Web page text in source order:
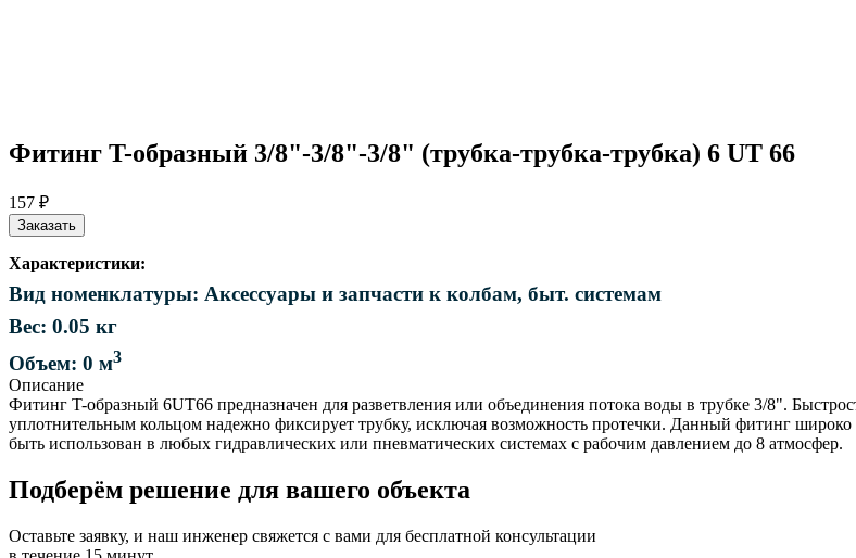
Фитинг T-образный 3/8"-3/8"-3/8" (трубка-трубка-трубка) 6 UT 66
157 ₽
Заказать
Характеристики:
Вид номенклатуры: Аксессуары и запчасти к колбам, быт. системам
Вес: 0.05 кг
Объем: 0 м3
Описание
Фитинг T-образный 6UT66 предназначен для разветвления или объединения потока воды в трубке 3/8".
уплотнительным кольцом надежно фиксирует трубку, исключая возможность протечки. Данный фитинг
быть использован в любых гидравлических или пневматических системах с рабочим давлением до 8 атмосфер.
Подберём решение для вашего объекта
Оставьте заявку, и наш инженер свяжется с вами для бесплатной консультации